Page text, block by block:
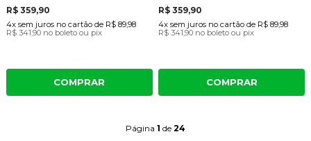
R$ 359,90
4x sem juros no cartãode R$ 89,98
R$ 341,90 no boleto ou pix
COMPRAR
R$ 359,90
4x sem juros no cartão de R$ 89,98
R$ 341,90 no boleto ou pix
COMPRAR
Página 1 de 24